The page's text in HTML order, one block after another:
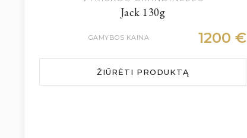
Jack 130g
GAMYBOS KAINA 1200€
ŽIŪRĖTI PRODUKTĄ